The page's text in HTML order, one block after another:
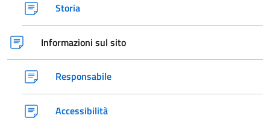
Storia
Informazioni sul sito
Responsabile
Accessibilità